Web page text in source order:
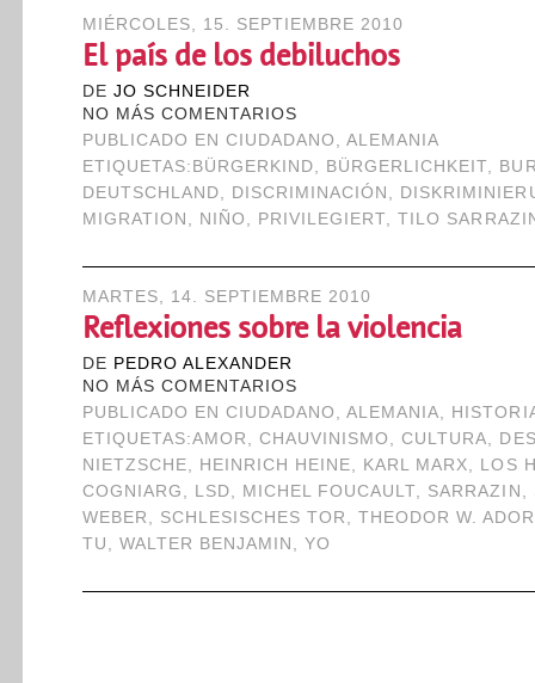
MIÉRCOLES, 15. SEPTIEMBRE 2010
El país de los debiluchos
DE JO SCHNEIDER
NO MÁS COMENTARIOS
PUBLICADO EN CIUDADANO ,ALEMANIA
ETIQUETAS: BÜRGERKIND, BÜRGERLICHKEIT,
DEUTSCHLAND, DISCRIMINACIÓN ,
MIGRATION , NIÑO , PRIVILEGIERT,TILO
MARTES, 14. SEPTIEMBRE 2010
Reflexiones sobre la violencia
DE PEDRO ALEXANDER
NO MÁS COMENTARIOS
PUBLICADO EN CIUDADANO ,ALEMANIA,
ETIQUETAS:AMOR , CHAUVINISMO ,CULTURA,
NIETZSCHE, HEINRICH HEINE, KARL MARX, LOS
COGNIARG , LSD, MICHEL FOUCAULT, SARRAZIN ,
WEBER , SCHLESISCHES TOR ,THEODOR W.
TU , WALTER BENJAMIN ,YO